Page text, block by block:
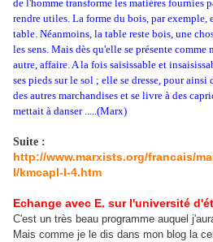
de l'homme transforme les matières fournies
rendre utiles. La forme du bois, par exemple,
table. Néanmoins, la table reste bois, une
les sens. Mais dès qu'elle se présente comme
autre, affaire. A la fois saisissable et
ses pieds sur le sol ; elle se dresse, pour ainsi
des autres marchandises et se livre à des
mettait à danser .....(Marx)
Suite :
http://www.marxists.org/francais/
I/kmcapI-I-4.htm
Echange avec E. sur l'université
C'est un très beau programme auquel
Mais comme je le dis dans mon blog la